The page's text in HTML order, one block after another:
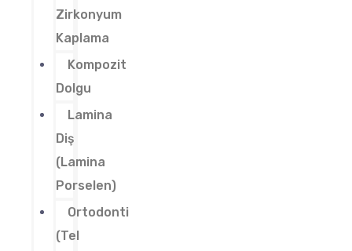
Zirkonyum
Kaplama
Kompozit
Dolgu
Lamina
Diş
(Lamina
Porselen)
Ortodonti
(Tel